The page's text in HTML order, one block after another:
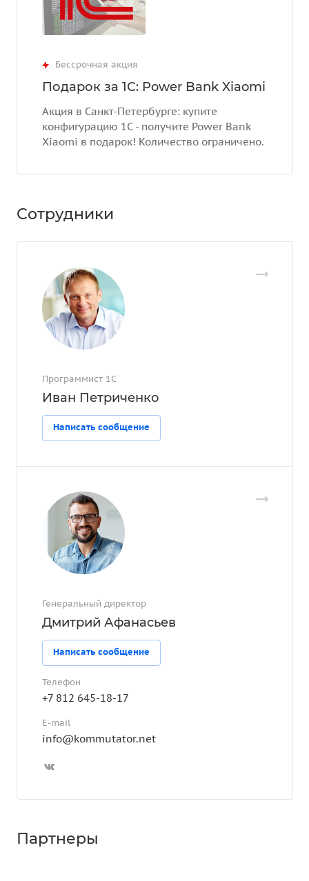
Бессрочная акция
Подарок за 1С: Power Bank Xiaomi
Акция в Санкт-Петербурге: купите
конфигурацию 1С - получите Power Bank
Xiaomi в подарок! Количество ограничено.
Сотрудники
Программист 1С
Иван Петриченко
Написать сообщение
Генеральный директор
Дмитрий Афанасьев
Написать сообщение
Телефон
+7 812 645-18-17
E-mail
info@kommutator.net
Партнеры